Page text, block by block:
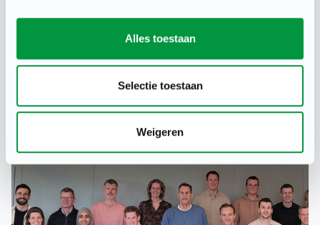
Alles toestaan
Selectie toestaan
Weigeren
SPORTAKKOORD
Woensdag werd het tweede landelijke sportakkoord
ondertekend. Ondertussen komt de uitvoering van de
lokale sportakkoorden op stoom, blijkt uit onderzoek
van het Mulier Instituut. “De basis is de afgelopen jaren
gelegd. Je merkt dat het oogsten nu is begonnen”, zegt